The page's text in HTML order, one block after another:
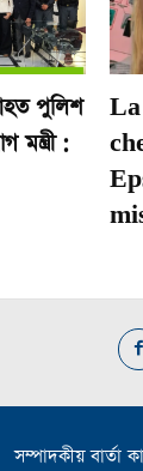
পুলিশ
মন্ত্রী :
সম্পাদকীয় বার্তা